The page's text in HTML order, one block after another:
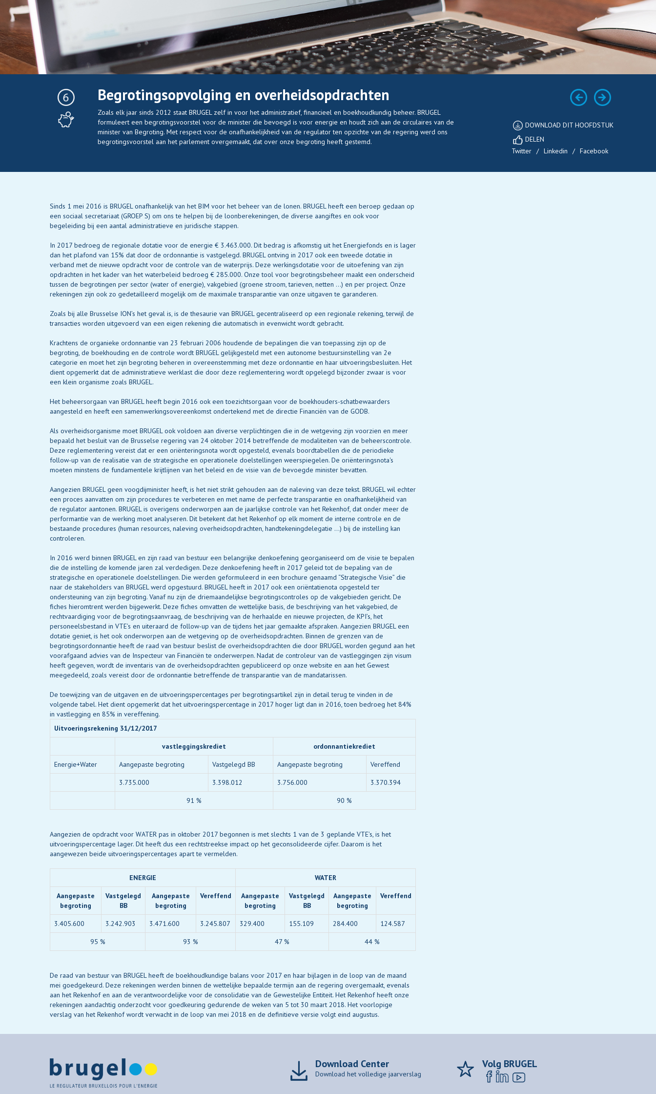
Begrotingsopvolging en overheidsopdrachten
Zoals elk jaar sinds 2012 staat BRUGEL zelf in voor het administratief, financieel en boekhoudkundig beheer. BRUGEL
formuleert een begrotingsvoorstel voor de minister die bevoegd is voor energie en houdt zich aan de circulaires van de
minister van Begroting. Met respect voor de onafhankelijkheid van de regulator ten opzichte van de regering werd ons
begrotingsvoorstel aan het parlement overgemaakt, dat over onze begroting heeft gestemd.
DOWNLOAD DIT HOOFDSTUK
DELEN
Twitter / Linkedin / Facebook
Sinds 1 mei 2016 is BRUGEL onafhankelijk van het BIM voor het beheer van de lonen. BRUGEL heeft een beroep gedaan op
een sociaal secretariaat (GROEP S) om ons te helpen bij de loonberekeningen, de diverse aangiftes en ook voor
begeleiding bij een aantal administratieve en juridische stappen.
In 2017 bedroeg de regionale dotatie voor de energie € 3.463.000. Dit bedrag is afkomstig uit het Energiefonds en is lager
dan het plafond van 15% dat door de ordonnantie is vastgelegd. BRUGEL ontving in 2017 ook een tweede dotatie in
verband met de nieuwe opdracht voor de controle van de waterprijs. Deze werkingsdotatie voor de uitoefening van zijn
opdrachten in het kader van het waterbeleid bedroeg € 285.000. Onze tool voor begrotingsbeheer maakt een onderscheid
tussen de begrotingen per sector (water of energie), vakgebied (groene stroom, tarieven, netten ...) en per project. Onze
rekeningen zijn ook zo gedetailleerd mogelijk om de maximale transparantie van onze uitgaven te garanderen.
Zoals bij alle Brusselse ION’s het geval is, is de thesaurie van BRUGEL gecentraliseerd op een regionale rekening, terwijl de
transacties worden uitgevoerd van een eigen rekening die automatisch in evenwicht wordt gebracht.
Krachtens de organieke ordonnantie van 23 februari 2006 houdende de bepalingen die van toepassing zijn op de
begroting, de boekhouding en de controle wordt BRUGEL gelijkgesteld met een autonome bestuursinstelling van 2e
categorie en moet het zijn begroting beheren in overeenstemming met deze ordonnantie en haar uitvoeringsbesluiten. Het
dient opgemerkt dat de administratieve werklast die door deze reglementering wordt opgelegd bijzonder zwaar is voor
een klein organisme zoals BRUGEL.
Het beheersorgaan van BRUGEL heeft begin 2016 ook een toezichtsorgaan voor de boekhouders-schatbewaarders
aangesteld en heeft een samenwerkingsovereenkomst ondertekend met de directie Financiën van de GODB.
Als overheidsorganisme moet BRUGEL ook voldoen aan diverse verplichtingen die in de wetgeving zijn voorzien en meer
bepaald het besluit van de Brusselse regering van 24 oktober 2014 betreffende de modaliteiten van de beheerscontrole.
Deze reglementering vereist dat er een oriënteringsnota wordt opgesteld, evenals boordtabellen die de periodieke
follow-up van de realisatie van de strategische en operationele doelstellingen weerspiegelen. De oriënteringsnota's
moeten minstens de fundamentele krijtlijnen van het beleid en de visie van de bevoegde minister bevatten.
Aangezien BRUGEL geen voogdijminister heeft, is het niet strikt gehouden aan de naleving van deze tekst. BRUGEL wil echter
een proces aanvatten om zijn procedures te verbeteren en met name de perfecte transparantie en onafhankelijkheid van
de regulator aantonen. BRUGEL is overigens onderworpen aan de jaarlijkse controle van het Rekenhof, dat onder meer de
performantie van de werking moet analyseren. Dit betekent dat het Rekenhof op elk moment de interne controle en de
bestaande procedures (human resources, naleving overheidsopdrachten, handtekeningdelegatie …) bij de instelling kan
controleren.
In 2016 werd binnen BRUGEL en zijn raad van bestuur een belangrijke denkoefening georganiseerd om de visie te bepalen
die de instelling de komende jaren zal verdedigen. Deze denkoefening heeft in 2017 geleid tot de bepaling van de
strategische en operationele doelstellingen. Die werden geformuleerd in een brochure genaamd “Strategische Visie” die
naar de stakeholders van BRUGEL werd opgestuurd. BRUGEL heeft in 2017 ook een oriëntatienota opgesteld ter
ondersteuning van zijn begroting. Vanaf nu zijn de driemaandelijkse begrotingscontroles op de vakgebieden gericht. De
fiches hieromtrent werden bijgewerkt. Deze fiches omvatten de wettelijke basis, de beschrijving van het vakgebied, de
rechtvaardiging voor de begrotingsaanvraag, de beschrijving van de herhaalde en nieuwe projecten, de KPI’s, het
personeelsbestand in VTE’s en uiteraard de follow-up van de tijdens het jaar gemaakte afspraken. Aangezien BRUGEL een
dotatie geniet, is het ook onderworpen aan de wetgeving op de overheidsopdrachten. Binnen de grenzen van de
begrotingsordonnantie heeft de raad van bestuur beslist de overheidsopdrachten die door BRUGEL worden gegund aan het
voorafgaand advies van de Inspecteur van Financiën te onderwerpen. Nadat de controleur van de vastleggingen zijn visum
heeft gegeven, wordt de inventaris van de overheidsopdrachten gepubliceerd op onze website en aan het Gewest
meegedeeld, zoals vereist door de ordonnantie betreffende de transparantie van de mandatarissen.
De toewijzing van de uitgaven en de uitvoeringspercentages per begrotingsartikel zijn in detail terug te vinden in de
volgende tabel. Het dient opgemerkt dat het uitvoeringspercentage in 2017 hoger ligt dan in 2016, toen bedroeg het 84%
in vastlegging en 85% in vereffening.
Uitvoeringsrekening 31/12/2017
vastleggingskrediet ordonnantiekrediet
Energie+Water Aangepaste begroting Vastgelegd BB Aangepaste begroting Vereffend
3.735.000 3.398.012 3.756.000 3.370.394
91 % 90 %
Aangezien de opdracht voor WATER pas in oktober 2017 begonnen is met slechts 1 van de 3 geplande VTE’s, is het
uitvoeringspercentage lager. Dit heeft dus een rechtstreekse impact op het geconsolideerde cijfer. Daarom is het
aangewezen beide uitvoeringspercentages apart te vermelden.
ENERGIE WATER
Aangepaste
begroting
Vastgelegd
BB
Aangepaste
begroting
Vereffend
Aangepaste
begroting
Vastgelegd
BB
Aangepaste
begroting
Vereffend
3.405.600 3.242.903 3.471.600 3.245.807 329.400 155.109 284.400 124.587
95 % 93 % 47 % 44 %
De raad van bestuur van BRUGEL heeft de boekhoudkundige balans voor 2017 en haar bijlagen in de loop van de maand
mei goedgekeurd. Deze rekeningen werden binnen de wettelijke bepaalde termijn aan de regering overgemaakt, evenals
aan het Rekenhof en aan de verantwoordelijke voor de consolidatie van de Gewestelijke Entiteit. Het Rekenhof heeft onze
rekeningen aandachtig onderzocht voor goedkeuring gedurende de weken van 5 tot 30 maart 2018. Het voorlopige
verslag van het Rekenhof wordt verwacht in de loop van mei 2018 en de definitieve versie volgt eind augustus.
Download Center
Download het volledige jaarverslag
Volg BRUGEL